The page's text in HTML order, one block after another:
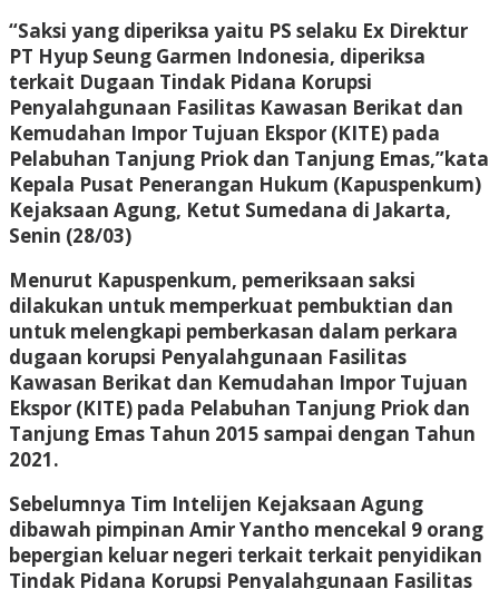
“Saksi yang diperiksa yaitu PS selaku Ex Direktur
PT Hyup Seung Garmen Indonesia, diperiksa
terkait Dugaan Tindak Pidana Korupsi
Penyalahgunaan Fasilitas Kawasan Berikat dan
Kemudahan Impor Tujuan Ekspor (KITE) pada
Pelabuhan Tanjung Priok dan Tanjung Emas,”kata
Kepala Pusat Penerangan Hukum (Kapuspenkum)
Kejaksaan Agung, Ketut Sumedana di Jakarta,
Senin (28/03)
Menurut Kapuspenkum, pemeriksaan saksi
dilakukan untuk memperkuat pembuktian dan
untuk melengkapi pemberkasan dalam perkara
dugaan korupsi Penyalahgunaan Fasilitas
Kawasan Berikat dan Kemudahan Impor Tujuan
Ekspor (KITE) pada Pelabuhan Tanjung Priok dan
Tanjung Emas Tahun 2015 sampai dengan Tahun
2021.
Sebelumnya Tim Intelijen Kejaksaan Agung
dibawah pimpinan Amir Yantho mencekal 9 orang
bepergian keluar negeri terkait terkait penyidikan
Tindak Pidana Korupsi Penyalahgunaan Fasilitas